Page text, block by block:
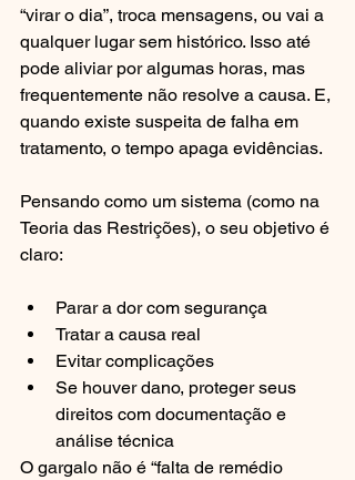
“virar o dia”, troca mensagens, ou vai a
qualquer lugar sem histórico. Isso até
pode aliviar por algumas horas, mas
frequentemente não resolve a causa. E,
quando existe suspeita de falha em
tratamento, o tempo apaga evidências.
Pensando como um sistema (como na
Teoria das Restrições), o seu objetivo é
claro:
Parar a dor com segurança
Tratar a causa real
Evitar complicações
Se houver dano, proteger seus
direitos com documentação e
análise técnica
O gargalo não é “falta de remédio